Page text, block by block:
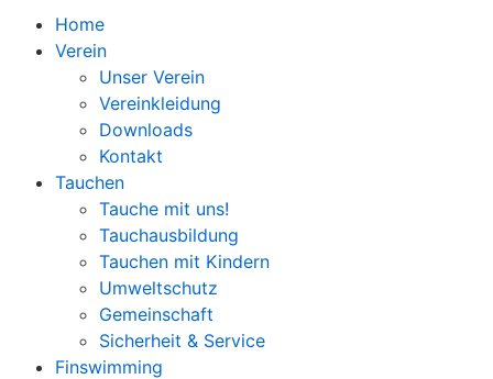
Home
Verein
Unser Verein
Vereinkleidung
Downloads
Kontakt
Tauchen
Tauche mit uns!
Tauchausbildung
Tauchen mit Kindern
Umweltschutz
Gemeinschaft
Sicherheit & Service
Finswimming